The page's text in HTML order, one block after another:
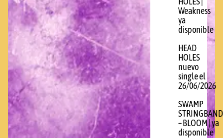
Weakness
ya
disponible
HEAD
HOLES
nuevo
single el
26/06/2026
SWAMP
STRINGBAND
– BLOOM | ya
disponible